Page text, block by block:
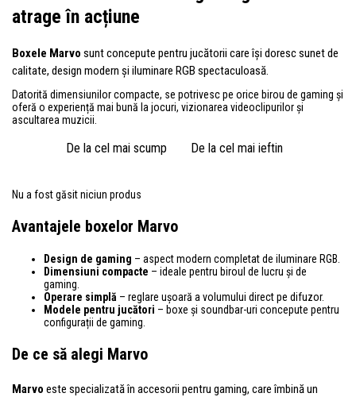
atrage în acțiune
Boxele Marvo sunt concepute pentru jucătorii care își doresc sunet de
calitate, design modern și iluminare RGB spectaculoasă.
Datorită dimensiunilor compacte, se potrivesc pe orice birou de gaming și
oferă o experiență mai bună la jocuri, vizionarea videoclipurilor și
ascultarea muzicii.
De la cel mai scump De la cel mai ieftin
Nu a fost găsit niciun produs
Avantajele boxelor Marvo
Design de gaming – aspect modern completat de iluminare RGB.
Dimensiuni compacte – ideale pentru biroul de lucru și de
gaming.
Operare simplă – reglare ușoară a volumului direct pe difuzor.
Modele pentru jucători – boxe și soundbar-uri concepute pentru
configurații de gaming.
De ce să alegi Marvo
Marvo este specializată în accesorii pentru gaming, care îmbină un